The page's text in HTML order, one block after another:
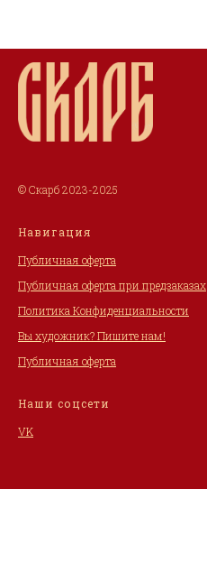
© Скарб 2023-2025
Навигация
Публичная оферта
Публичная оферта при предзаказах
Политика Конфиденциальности
Вы художник? Пишите нам!
Публичная оферта
Наши соцсети
VK